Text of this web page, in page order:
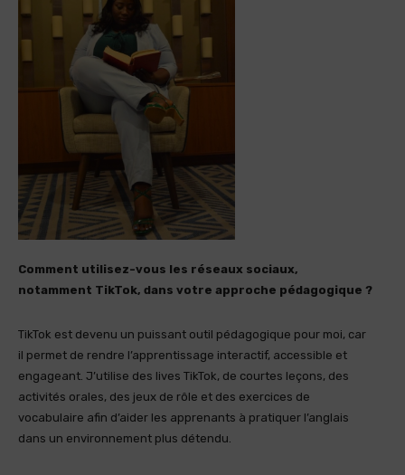
Comment utilisez-vous les réseaux sociaux,
notamment TikTok, dans votre approche pédagogique ?
TikTok est devenu un puissant outil pédagogique pour moi, car
il permet de rendre l’apprentissage interactif, accessible et
engageant. J’utilise des lives TikTok, de courtes leçons, des
activités orales, des jeux de rôle et des exercices de
vocabulaire afin d’aider les apprenants à pratiquer l’anglais
dans un environnement plus détendu.